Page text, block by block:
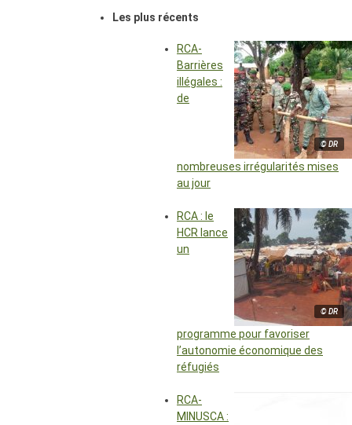
Les plus récents
© DR
RCA-
Barrières
illégales :
de
nombreuses irrégularités mises
au jour
© DR
RCA : le
HCR lance
un
programme pour favoriser
l’autonomie économique des
réfugiés
RCA-
MINUSCA :